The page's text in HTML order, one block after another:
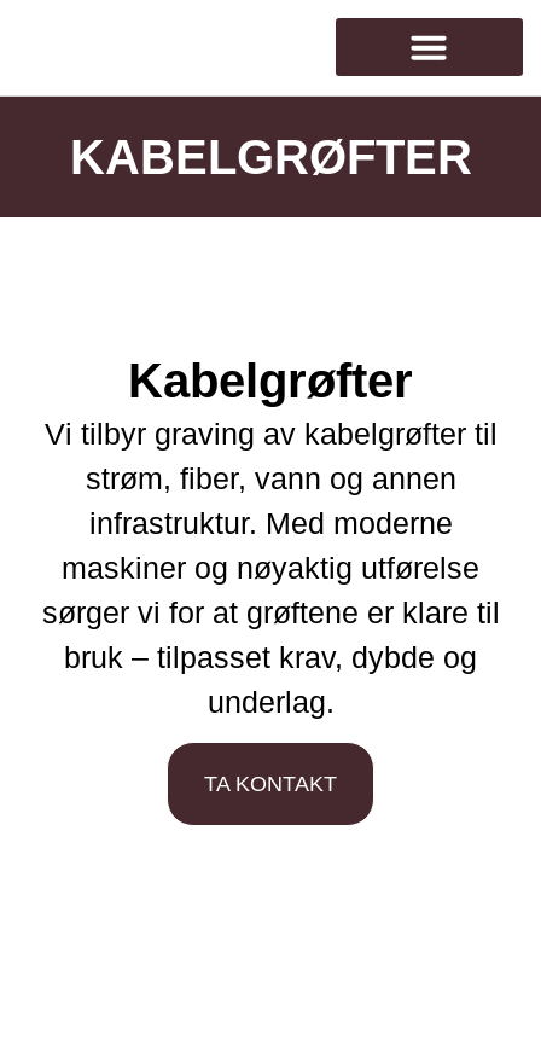
KABELGRØFTER
Kabelgrøfter
Vi tilbyr graving av kabelgrøfter til
strøm, fiber, vann og annen
infrastruktur. Med moderne
maskiner og nøyaktig utførelse
sørger vi for at grøftene er klare til
bruk – tilpasset krav, dybde og
underlag.
TA KONTAKT